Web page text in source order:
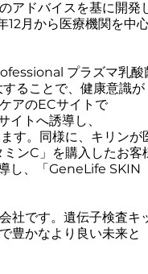
アドバイスを基に開発
月から医療機関を中
プラズマ乳酸
ることで、健康意識が
アのECサイトで
トへ誘導し、
す。同様に、キリンが
ンC」を購入したお客
し、「GeneLife SKIN
社です。遺伝子検査キ
豊かなより良い未来と